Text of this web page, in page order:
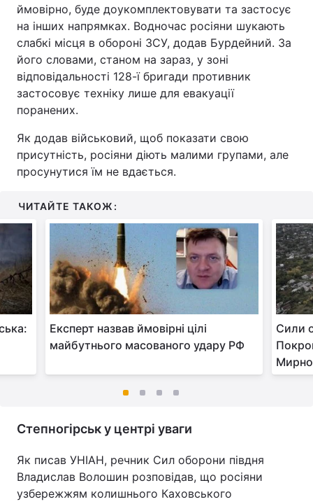
ймовірно, буде доукомплектовувати та застосує
на інших напрямках. Водночас росіяни шукають
слабкі місця в обороні ЗСУ, додав Бурдейний. За
його словами, станом на зараз, у зоні
відповідальності 128-ї бригади противник
застосовує техніку лише для евакуації
поранених.
Як додав військовий, щоб показати свою
присутність, росіяни діють малими групами, але
просунутися їм не вдається.
ЧИТАЙТЕ ТАКОЖ:
Експерт назвав ймовірні цілі
майбутнього масованого удару РФ
Сили
Степногірськ у центрі уваги
Як писав УНІАН, речник Сил оборони півдня
Владислав Волошин розповідав, що росіяни
узбережжям колишнього Каховського